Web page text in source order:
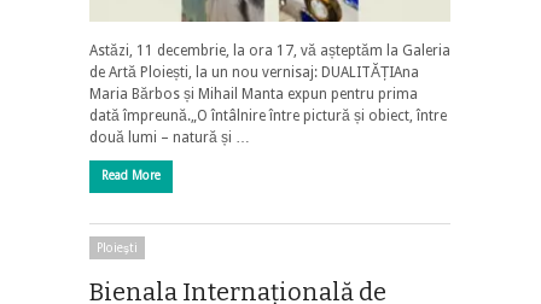
Astăzi, 11 decembrie, la ora 17, vă așteptăm la Galeria
de Artă Ploiești, la un nou vernisaj: DUALITĂȚIAna
Maria Bărbos și Mihail Manta expun pentru prima
dată împreună.„O întâlnire între pictură și obiect, între
două lumi – natură și …
Read More
Ploieşti
Bienala Internaţională de